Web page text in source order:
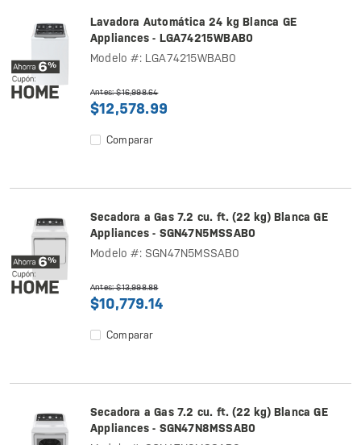
Lavadora Automática 24 kg Blanca GE
Appliances - LGA74215WBAB0
Modelo #: LGA74215WBAB0
Antes: $16,998.64
$12,578.99
Comparar
Secadora a Gas 7.2 cu. ft. (22 kg) Blanca GE
Appliances - SGN47N5MSSAB0
Modelo #: SGN47N5MSSAB0
Antes: $13,998.88
$10,779.14
Comparar
Secadora a Gas 7.2 cu. ft. (22 kg) Blanca GE
Appliances - SGN47N8MSSAB0